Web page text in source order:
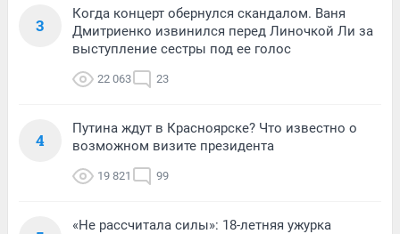
3
Когда концерт обернулся скандалом. Ваня
Дмитриенко извинился перед Линочкой Ли за
выступление сестры под ее голос
22 063 23
4
Путина ждут в Красноярске? Что известно о
возможном визите президента
19 821 99
«Не рассчитала силы»: 18-летняя ужурка